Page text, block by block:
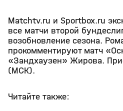
Matchtv.ru и Sportbox.ru
все матчи второй
возобновление сезона.
прокомментируют матч
«Зандхаузен» Жирова.
(МСК).
Читайте также: